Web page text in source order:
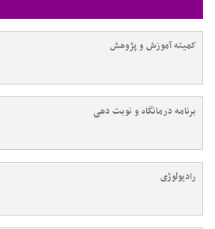
کمیته آموزش و پژوهش
برنامه درمانگاه و نوبت دهی
رادیولوژی